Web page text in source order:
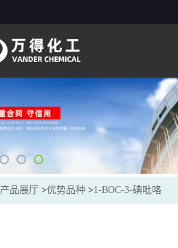
产品展厅 >优势品种 >1-BOC-3-碘吡咯